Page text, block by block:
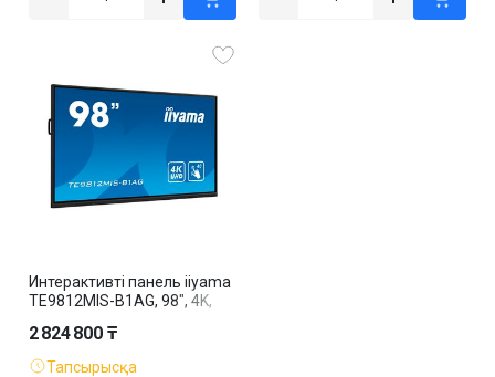
Интерактивті панель iiyama
TE9812MIS-B1AG, 98", 4K,
2 824 800 ₸
Тапсырысқа